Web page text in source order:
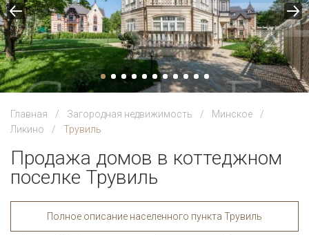
Главная Загородная недвижимость
Минское
Ликино
Трувиль
Продажа домов в коттеджном
поселке Трувиль
Полное описание населенного пункта Трувиль